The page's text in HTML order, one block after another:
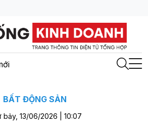
BẤT ĐỘNG SẢN
bảy, 13/06/2026 | 10:07